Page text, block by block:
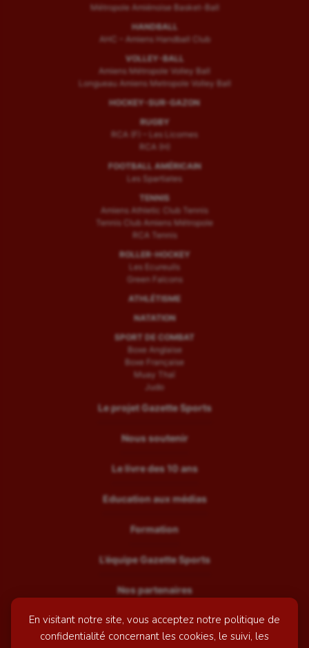
En visitant notre site, vous acceptez notre politique de
confidentialité concernant les cookies, le suivi, les
Métropole Amiénoise Basket-Ball
HANDBALL
AHC – Amiens Handball Club
VOLLEY-BALL
Amiens Métropole Volley Ball
Longueau Amiens Metropole Volley Ball
HOCKEY-SUR-GAZON
RUGBY
RCA (F) – Les Licornes
RCA (H)
FOOTBALL AMÉRICAIN
Les Spartiates
TENNIS
Amiens Athletic Club Tennis
Tennis Club Amiens Métropole
RCA Tennis
ROLLER-HOCKEY
Les Ecureuils
Green Falcons
ATHLÉTISME
NATATION
SPORT DE COMBAT
Boxe Anglaise
Boxe Française
Muay Thaï
Judo
Le projet Gazette Sports
Nous soutenir
Le livre des 10 ans
Education aux médias
Formation
L’équipe Gazette Sports
Nos partenaires
Recrutement